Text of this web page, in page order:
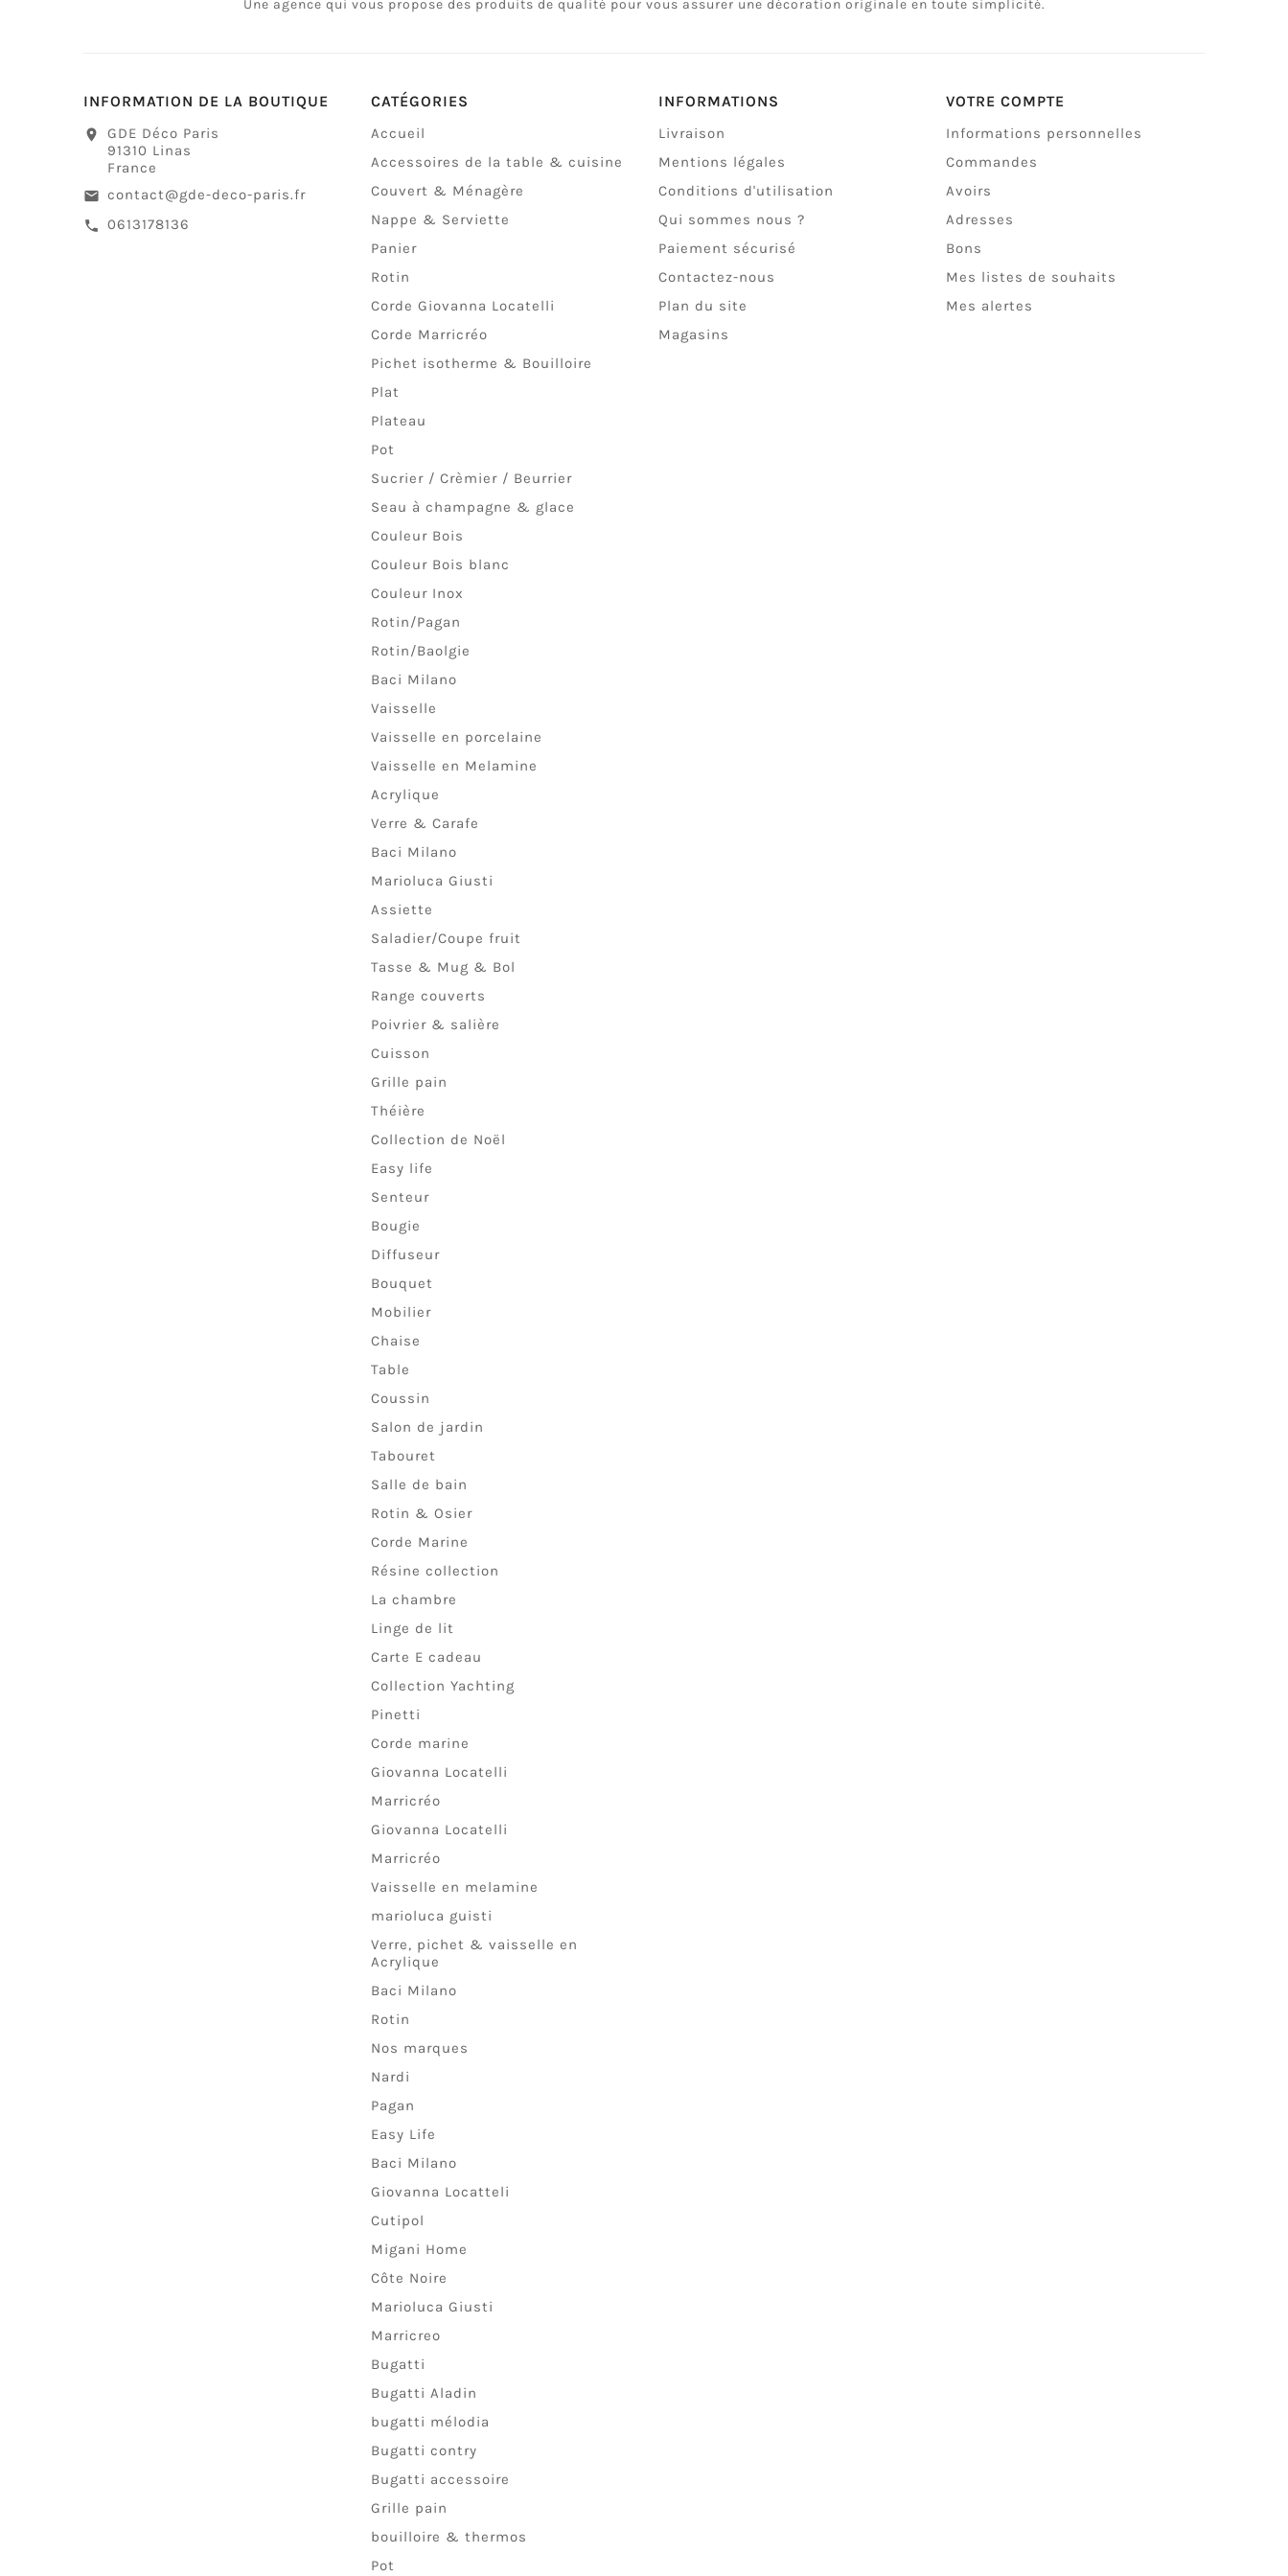
Une agence qui vous propose des produits de qualité pour vous assurer une décoration originale en toute simplicité.
INFORMATION DE LA BOUTIQUE
location_on
GDE Déco Paris
91310 Linas
France
email contact@gde-deco-paris.fr
call 0613178136
CATÉGORIES
Accueil
Accessoires de la table & cuisine
Couvert & Ménagère
Nappe & Serviette
Panier
Rotin
Corde Giovanna Locatelli
Corde Marricréo
Pichet isotherme & Bouilloire
Plat
Plateau
Pot
Sucrier / Crèmier / Beurrier
Seau à champagne & glace
Couleur Bois
Couleur Bois blanc
Couleur Inox
Rotin/Pagan
Rotin/Baolgie
Baci Milano
Vaisselle
Vaisselle en porcelaine
Vaisselle en Melamine
Acrylique
Verre & Carafe
Baci Milano
Marioluca Giusti
Assiette
Saladier/Coupe fruit
Tasse & Mug & Bol
Range couverts
Poivrier & salière
Cuisson
Grille pain
Théière
Collection de Noël
Easy life
Senteur
Bougie
Diffuseur
Bouquet
Mobilier
Chaise
Table
Coussin
Salon de jardin
Tabouret
Salle de bain
Rotin & Osier
Corde Marine
Résine collection
La chambre
Linge de lit
Carte E cadeau
Collection Yachting
Pinetti
Corde marine
Giovanna Locatelli
Marricréo
Giovanna Locatelli
Marricréo
Vaisselle en melamine
marioluca guisti
Verre, pichet & vaisselle en
Acrylique
Baci Milano
Rotin
Nos marques
Nardi
Pagan
Easy Life
Baci Milano
Giovanna Locatteli
Cutipol
Migani Home
Côte Noire
Marioluca Giusti
Marricreo
Bugatti
Bugatti Aladin
bugatti mélodia
Bugatti contry
Bugatti accessoire
Grille pain
bouilloire & thermos
Pot
INFORMATIONS
Livraison
Mentions légales
Conditions d'utilisation
Qui sommes nous ?
Paiement sécurisé
Contactez-nous
Plan du site
Magasins
VOTRE COMPTE
Informations personnelles
Commandes
Avoirs
Adresses
Bons
Mes listes de souhaits
Mes alertes